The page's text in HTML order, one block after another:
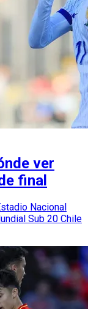
ver
final
Nacional
Sub 20 Chile